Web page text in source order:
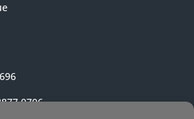
0706